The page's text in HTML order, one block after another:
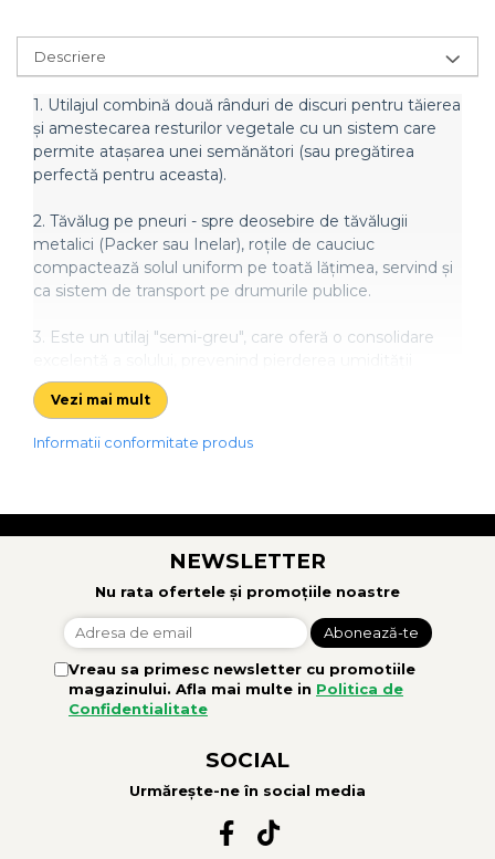
Utilaje pentru vii şi livezi
Utilaje usturoi
Înfoliatoare Baloţi
Descriere
1. Utilajul combină două rânduri de discuri pentru tăierea
și amestecarea resturilor vegetale cu un sistem care
permite atașarea unei semănători (sau pregătirea
perfectă pentru aceasta).
2. Tăvălug pe pneuri - spre deosebire de tăvălugii
metalici (Packer sau Inelar), roțile de cauciuc
compactează solul uniform pe toată lățimea, servind și
ca sistem de transport pe drumurile publice.
3. Este un utilaj "semi-greu", care oferă o consolidare
înainte de semănat.
• Butuc premium fără întreținere, cu 5 șuruburi
• Bară de tracțiune pentru prindere în trei puncte (TUZ)
CAT. III
• Rolă de transport agricol
• Panouri laterale flotante
• Ansamblu hidraulic cu doi cilindri pentru semănătoare
• Vopsire cu pulbere
Vezi mai mult
Informatii conformitate produs
NEWSLETTER
Nu rata ofertele și promoțiile noastre
Vreau sa primesc newsletter cu promotiile
magazinului. Afla mai multe in Politica de
Confidentialitate
SOCIAL
Urmărește-ne în social media